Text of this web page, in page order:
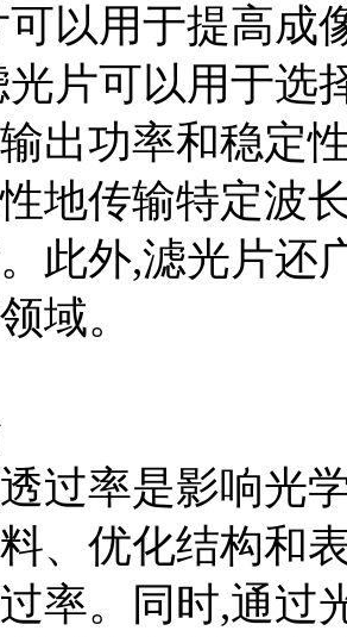
可以用于提高成
光片可以用于选
出功率和稳定
地传输特定波
此外,滤光片还
域。
过率是影响光
、优化结构和
率。同时,通过